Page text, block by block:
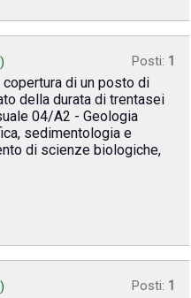
) Posti: 1
di un posto di
della durata di trentasei
04/A2 - Geologia
sedimentologia e
di scienze biologiche,
) Posti: 1